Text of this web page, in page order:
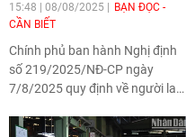
15:48 | 08/08/2025
BẠN ĐỌC -
CẦN BIẾT
Chính phủ ban hành Nghị định
số 219/2025/NĐ-CP ngày
7/8/2025 quy định về người lao
Việt Nam. Nghị định này có một